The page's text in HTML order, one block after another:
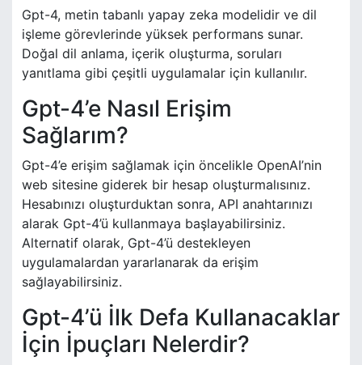
Gpt-4, metin tabanlı yapay zeka modelidir ve dil
işleme görevlerinde yüksek performans sunar.
Doğal dil anlama, içerik oluşturma, soruları
yanıtlama gibi çeşitli uygulamalar için kullanılır.
Gpt-4’e Nasıl Erişim
Sağlarım?
Gpt-4’e erişim sağlamak için öncelikle OpenAI’nin
web sitesine giderek bir hesap oluşturmalısınız.
Hesabınızı oluşturduktan sonra, API anahtarınızı
alarak Gpt-4’ü kullanmaya başlayabilirsiniz.
Alternatif olarak, Gpt-4’ü destekleyen
uygulamalardan yararlanarak da erişim
sağlayabilirsiniz.
Gpt-4’ü İlk Defa Kullanacaklar
İçin İpuçları Nelerdir?